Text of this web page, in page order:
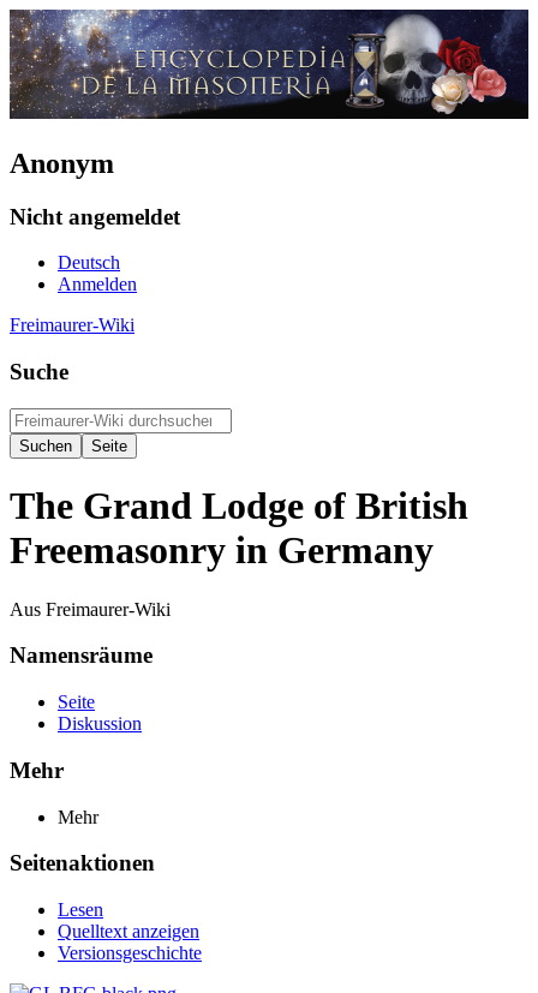
Anonym
Nicht angemeldet
Deutsch
Anmelden
Freimaurer-Wiki
Suche
The Grand Lodge of British
Freemasonry in Germany
Aus Freimaurer-Wiki
Namensräume
Seite
Diskussion
Mehr
Mehr
Seitenaktionen
Lesen
Quelltext anzeigen
Versionsgeschichte